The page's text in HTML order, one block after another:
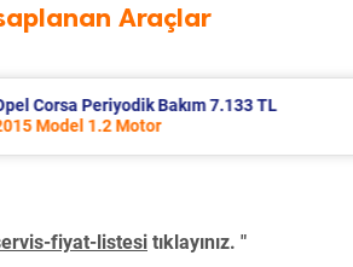
Araçlar
Seat Leon Periyodik Bakım 7.335 TL
2016 Model 1.2 Tsi Motor
fiyat-listesi tıklayınız. "